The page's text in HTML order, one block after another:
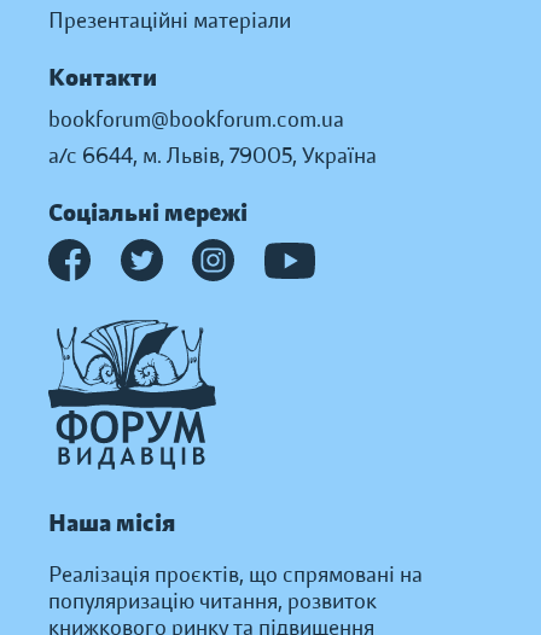
Презентаційні матеріали
Контакти
bookforum@bookforum.com.ua
а/с 6644, м. Львів, 79005, Україна
Соціальні мережі
Наша місія
Реалізація проєктів, що спрямовані на
популяризацію читання, розвиток
книжкового ринку та підвищення